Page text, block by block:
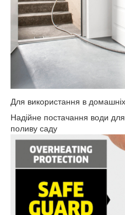
Для використання в
Надійне постачання води
поливу саду